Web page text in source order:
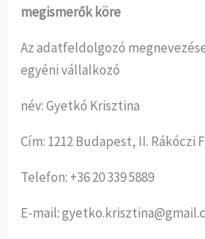
megismerők köre
Az adatfeldolgozó
egyéni vállalkozó
név: Gyetkó Krisztina
Cím: 1212 Budapest, II. Rákóczi
Telefon: +36 20 339 5889
E-mail: